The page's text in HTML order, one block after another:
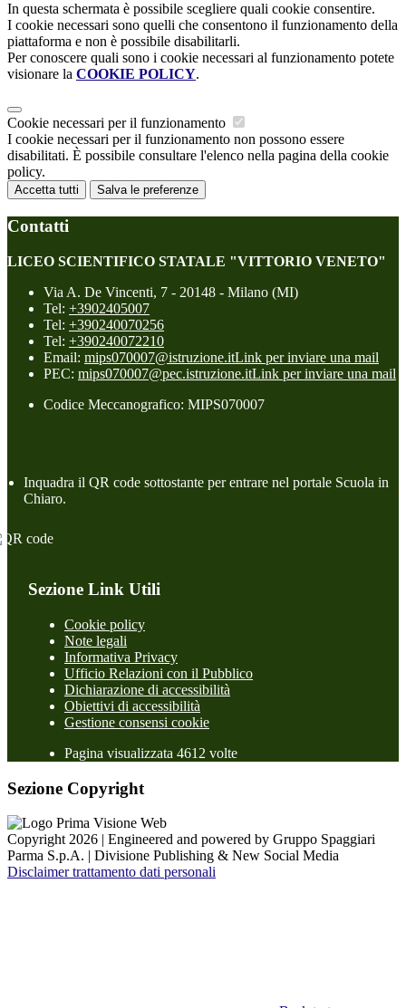
In questa schermata è possibile scegliere quali cookie consentire.
I cookie necessari sono quelli che consentono il funzionamento della
piattaforma e non è possibile disabilitarli.
Per conoscere quali sono i cookie necessari al funzionamento potete
visionare la COOKIE POLICY.
Cookie necessari per il funzionamento
I cookie necessari per il funzionamento non possono essere
disabilitati. È possibile consultare l'elenco nella pagina della cookie
policy.
Accetta tutti Salva le preferenze
Contatti
LICEO SCIENTIFICO STATALE "VITTORIO VENETO"
Via A. De Vincenti, 7 - 20148 - Milano (MI)
Tel: +3902405007
Tel: +390240070256
Tel: +390240072210
Email: mips070007@istruzione.itLink per inviare una mail
PEC: mips070007@pec.istruzione.itLink per inviare una mail
Codice Meccanografico: MIPS070007
Inquadra il QR code sottostante per entrare nel portale Scuola in
Chiaro.
Sezione Link Utili
Cookie policy
Note legali
Informativa Privacy
Ufficio Relazioni con il Pubblico
Dichiarazione di accessibilità
Obiettivi di accessibilità
Gestione consensi cookie
Pagina visualizzata 4612 volte
Sezione Copyright
Copyright 2026 | Engineered and powered by Gruppo Spaggiari
Parma S.p.A. | Divisione Publishing & New Social Media
Disclaimer trattamento dati personali